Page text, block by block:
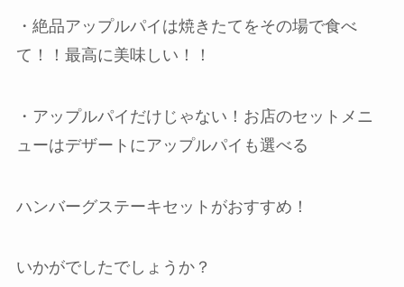
・絶品アップルパイは焼きたてをその場で食べ
て！！最高に美味しい！！
・アップルパイだけじゃない！お店のセットメニ
ューはデザートにアップルパイも選べる
ハンバーグステーキセットがおすすめ！
いかがでしたでしょうか？